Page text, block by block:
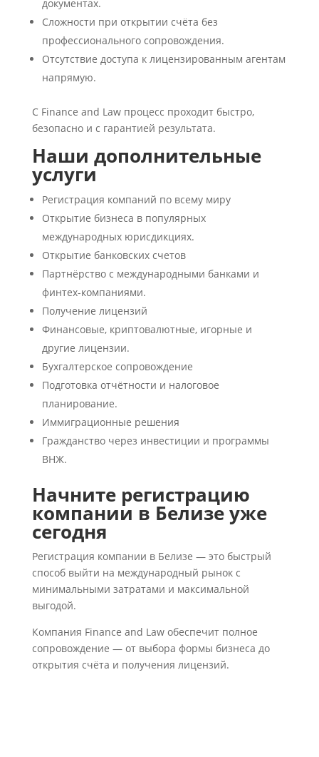
документах.
Сложности при открытии счёта без
профессионального сопровождения.
Отсутствие доступа к лицензированным агентам
напрямую.
С Finance and Law процесс проходит быстро,
безопасно и с гарантией результата.
Наши дополнительные
услуги
Регистрация компаний по всему миру
Открытие бизнеса в популярных
международных юрисдикциях.
Открытие банковских счетов
Партнёрство с международными банками и
финтех-компаниями.
Получение лицензий
Финансовые, криптовалютные, игорные и
другие лицензии.
Бухгалтерское сопровождение
Подготовка отчётности и налоговое
планирование.
Иммиграционные решения
Гражданство через инвестиции и программы
ВНЖ.
Начните регистрацию
компании в Белизе уже
сегодня
Регистрация компании в Белизе — это быстрый
способ выйти на международный рынок с
минимальными затратами и максимальной
выгодой.
Компания Finance and Law обеспечит полное
сопровождение — от выбора формы бизнеса до
открытия счёта и получения лицензий.